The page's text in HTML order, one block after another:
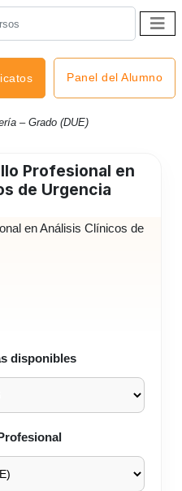
Panel del Alumno
– Grado (DUE)
Profesional en
de Urgencia
disponibles